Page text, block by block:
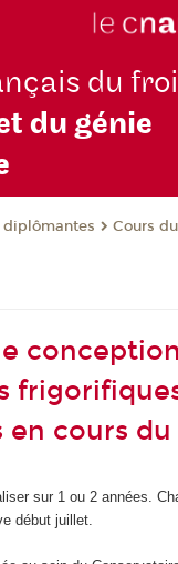
du
du génie
diplômantes Cours
cours du
sur 1 ou 2 années.
début juillet.